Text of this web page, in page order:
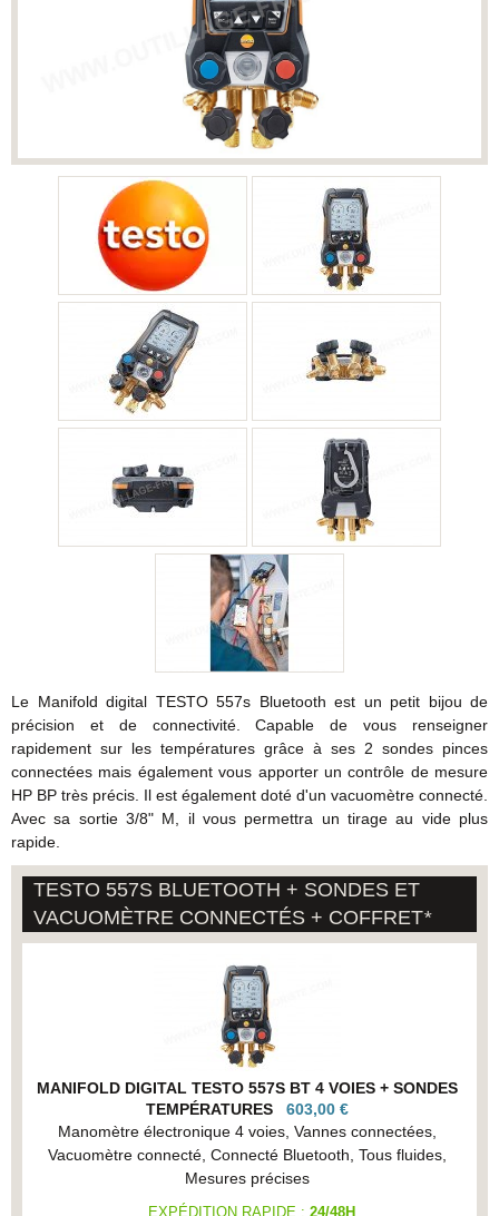
Le Manifold digital TESTO 557s Bluetooth est un petit bijou de
précision et de connectivité. Capable de vous renseigner
rapidement sur les températures grâce à ses 2 sondes pinces
connectées mais également vous apporter un contrôle de mesure
HP BP très précis. Il est également doté d'un vacuomètre connecté.
Avec sa sortie 3/8" M, il vous permettra un tirage au vide plus
rapide.
TESTO 557S BLUETOOTH + SONDES ET
VACUOMÈTRE CONNECTÉS + COFFRET*
MANIFOLD DIGITAL TESTO 557S BT 4 VOIES + SONDES
TEMPÉRATURES 603,00 €
Manomètre électronique 4 voies, Vannes connectées,
Vacuomètre connecté, Connecté Bluetooth, Tous fluides,
Mesures précises
EXPÉDITION RAPIDE : 24/48H